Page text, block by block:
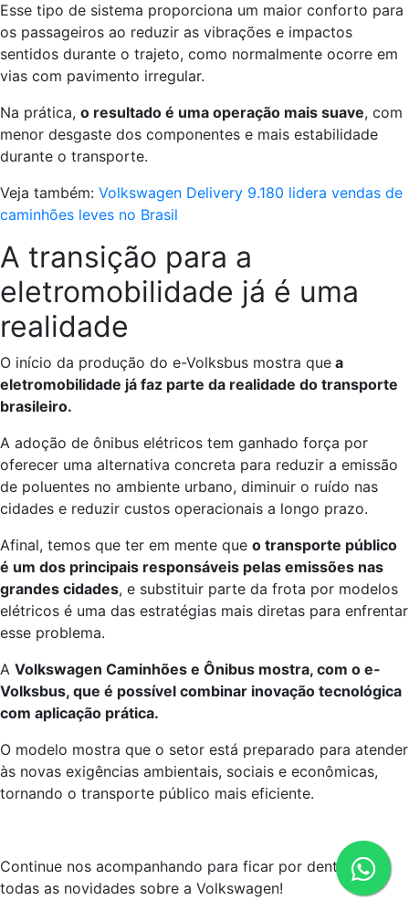
Esse tipo de sistema proporciona um maior conforto para
os passageiros ao reduzir as vibrações e impactos
sentidos durante o trajeto, como normalmente ocorre em
vias com pavimento irregular.
Na prática, o resultado é uma operação mais suave, com
menor desgaste dos componentes e mais estabilidade
durante o transporte.
Veja também: Volkswagen Delivery 9.180 lidera vendas de
caminhões leves no Brasil
A transição para a
eletromobilidade já é uma
realidade
O início da produção do e-Volksbus mostra que a
eletromobilidade já faz parte da realidade do transporte
brasileiro.
A adoção de ônibus elétricos tem ganhado força por
oferecer uma alternativa concreta para reduzir a emissão
de poluentes no ambiente urbano, diminuir o ruído nas
cidades e reduzir custos operacionais a longo prazo.
Afinal, temos que ter em mente que o transporte público
é um dos principais responsáveis pelas emissões nas
grandes cidades, e substituir parte da frota por modelos
elétricos é uma das estratégias mais diretas para enfrentar
esse problema.
A Volkswagen Caminhões e Ônibus mostra, com o e-
Volksbus, que é possível combinar inovação tecnológica
com aplicação prática.
O modelo mostra que o setor está preparado para atender
às novas exigências ambientais, sociais e econômicas,
tornando o transporte público mais eficiente.
Continue nos acompanhando para ficar por dentro de
todas as novidades sobre a Volkswagen!